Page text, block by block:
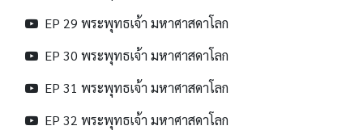
EP 29 พระพุทธเจ้า มหาศาสดาโลก
EP 30 พระพุทธเจ้า มหาศาสดาโลก
EP 31 พระพุทธเจ้า มหาศาสดาโลก
EP 32 พระพุทธเจ้า มหาศาสดาโลก